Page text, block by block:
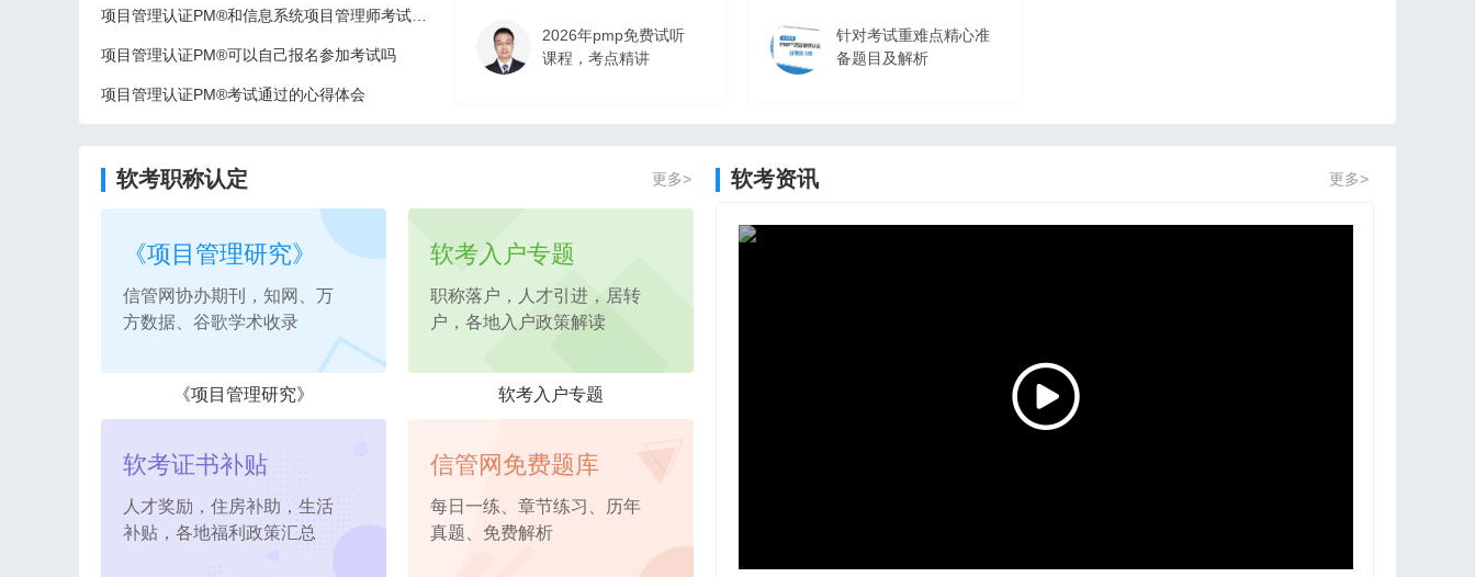
项目管理认证PM®和信息系统项目管理师考试的区别
项目管理认证PM®可以自己报名参加考试吗
项目管理认证PM®考试通过的心得体会
2026年pmp免费试听
课程，考点精讲
针对考试重难点精心准
备题目及解析
2026年pmp免费试听
课程，考点精讲
软考职称认定 更多>
《项目管理研究》
信管网协办期刊，知网、万
方数据、谷歌学术收录
《项目管理研究》
软考入户专题
职称落户，人才引进，居转
户，各地入户政策解读
软考入户专题
软考证书补贴
人才奖励，住房补助，生活
补贴，各地福利政策汇总
信管网免费题库
每日一练、章节练习、历年
真题、免费解析
软考资讯 更多>